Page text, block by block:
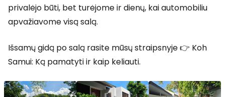
privalėjo būti, bet turėjome ir dienų, kai automobiliu
apvažiavome visą salą.
Išsamų gidą po salą rasite mūsų straipsnyje 👉 Koh
Samui: Ką pamatyti ir kaip keliauti.